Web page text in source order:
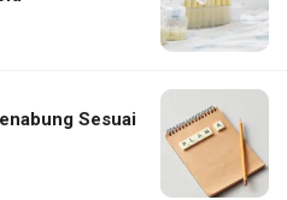
Sesuai